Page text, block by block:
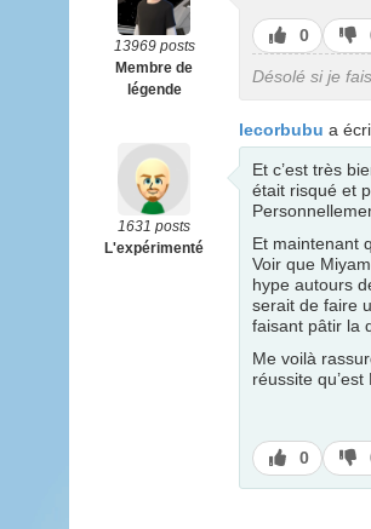
13969 posts
Membre de
légende
J’aime
0
Désolé si je
1631 posts
L'expérimenté
lecorbubu a
Et c’est très
était risqué et
Et maintenant
Voir que
hype autours
serait de faire
faisant pâtir la
Me voilà
réussite
J’aime
0